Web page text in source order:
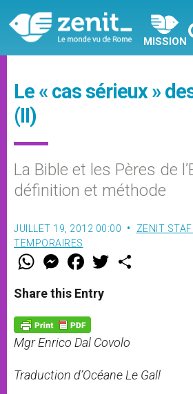
MISSION
Le « cas sérieux »
(II)
La Bible et les Pères de
définition et méthode
JUILLET 19, 2012 00:00 ZENIT
TEMPORAIRES
W
t
s
p
p
M
e
s
e
g
e
r
F
a
e
b
o
k
w
Share this Entry
Mgr Enrico Dal Covolo
Traduction d’Océane Le Gall